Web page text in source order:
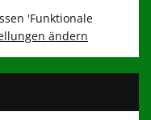
'Funktionale
ändern